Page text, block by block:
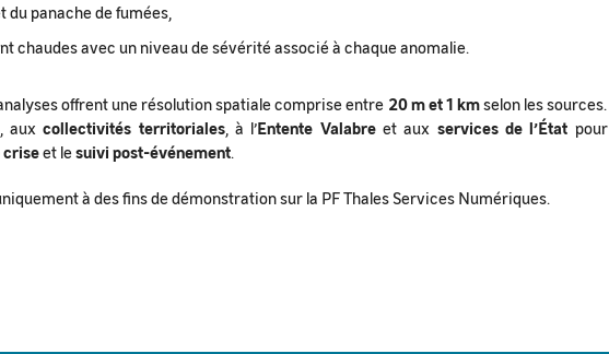
du panache de fumées,
chaudes avec un niveau de sévérité associé à chaque anomalie.
offrent une résolution spatiale comprise entre 20 m et 1 kmselon les sources.
, auxcollectivités territoriales, à l’Entente Valabreet aux services de l’État pour
criseet lesuivi post-événement.
à des fins de démonstration sur la PF Thales Services Numériques.